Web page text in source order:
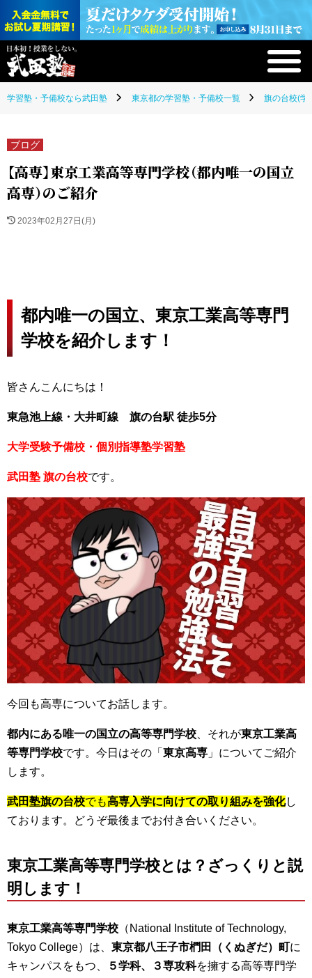
学習塾・予備校なら武田塾 東京都の学習塾・予備校一覧 旗の台校(学
ブログ
【高専】東京工業高等専門学校（都内唯一の国立
高専）のご紹介
2023年02月27日(月)
都内唯一の国立、東京工業高等専門
学校を紹介します！
皆さんこんにちは！
東急池上線・大井町線 旗の台駅 徒歩5分
大学受験予備校・個別指導塾学習塾
武田塾 旗の台校です。
今回も高専についてお話します。
都内にある唯一の国立の高等専門学校 、それが東京工業高
等専門学校です。今日はその「 東京高専 」についてご紹介
します。
武田塾旗の台校でも高専入学に向けての取り組みを強化し
ております。どうぞ最後までお付き合いください。
東京工業高等専門学校とは？ざっくりと説
明します！
東京工業高等専門学校 （National Institute of Technology,
Tokyo College）は、 東京都八王子市椚田（くぬぎだ）町に
キャンパスをもつ、
５学科、３専攻科を擁する高等専門学